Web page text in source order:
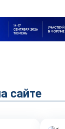
сайте